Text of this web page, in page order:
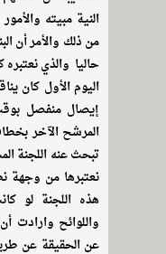
النية مبيته
من ذلك والأمر أن
حاليا والذي
اليوم الأول
إيصال منفصل
المرشح الآخر
تبحث عنه اللجنة
نعتبرها من وجهة
هذه اللجنة لو
واللوائح وارادت
عن الحقيقة عن